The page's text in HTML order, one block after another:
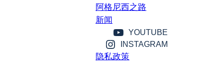
阿格尼西之路
新闻
YOUTUBE
INSTAGRAM
隐私政策